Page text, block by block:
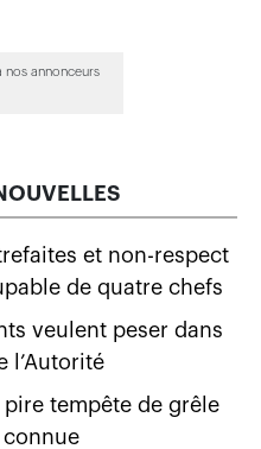
nos annonceurs
et non-respect
de quatre chefs
veulent peser dans
l’Autorité
pire tempête de grêle
connue